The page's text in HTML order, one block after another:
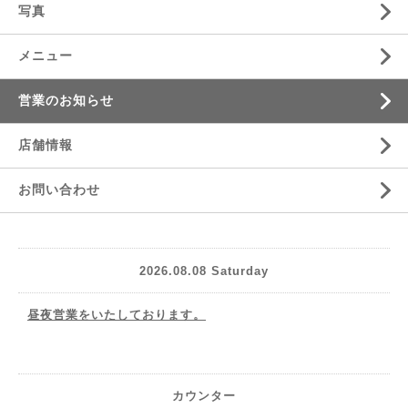
写真
メニュー
営業のお知らせ
店舗情報
お問い合わせ
2026.08.08 Saturday
昼夜営業をいたしております。
カウンター